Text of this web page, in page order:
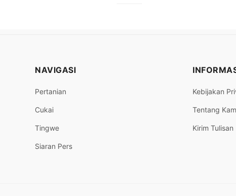
NAVIGASI
Pertanian
Cukai
Tingwe
Siaran Pers
Kebijakan
Tentang
Kirim Tulisan